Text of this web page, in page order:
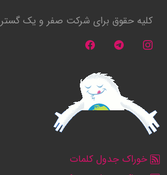
کلیه حقوق برای شرکت صفر و یک
خوراک جدول کلمات